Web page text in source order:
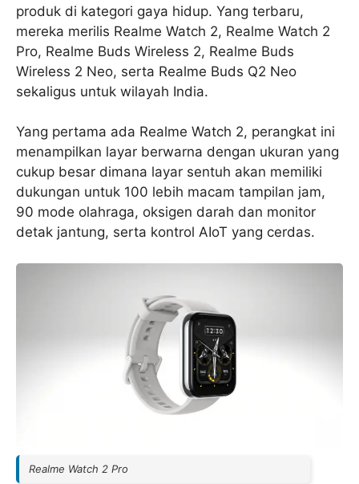
produk di kategori gaya hidup. Yang terbaru,
mereka merilis Realme Watch 2, Realme Watch 2
Pro, Realme Buds Wireless 2, Realme Buds
Wireless 2 Neo, serta Realme Buds Q2 Neo
sekaligus untuk wilayah India.
Yang pertama ada Realme Watch 2, perangkat ini
menampilkan layar berwarna dengan ukuran yang
cukup besar dimana layar sentuh akan memiliki
dukungan untuk 100 lebih macam tampilan jam,
90 mode olahraga, oksigen darah dan monitor
detak jantung, serta kontrol AIoT yang cerdas.
Realme Watch 2 Pro